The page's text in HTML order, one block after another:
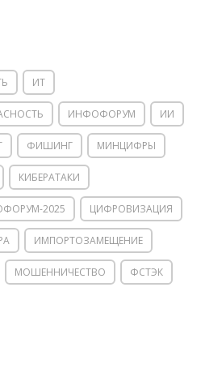
ИТ
ИНФОФОРУМ ИИ
ФИШИНГ МИНЦИФРЫ
КИБЕРАТАКИ
2025 ЦИФРОВИЗАЦИЯ
ИМПОРТОЗАМЕЩЕНИЕ
МОШЕННИЧЕСТВО ФСТЭК